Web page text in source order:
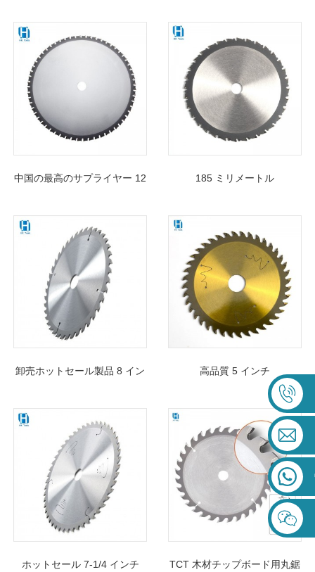
ッター TCT 丸鋸刃
中国の最高のサプライヤー 12 185 ミリメートル
卸売ホットセール製品 8 イン 高品質 5 インチ
125*1.5/1.0*20*30T ゴールド
薄型カーフソー
ホットセール 7-1/4 インチ TCT 木材チップボード用丸鋸